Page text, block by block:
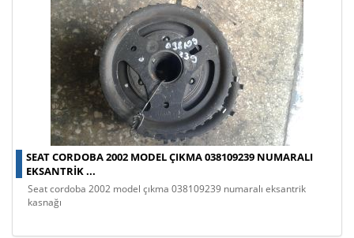
SEAT CORDOBA 2002 MODEL ÇIKMA 038109239 NUMARALI
EKSANTRIK ...
seat cordoba 2002 model çıkma 038109239 numaralı eksantrik
kasnağı